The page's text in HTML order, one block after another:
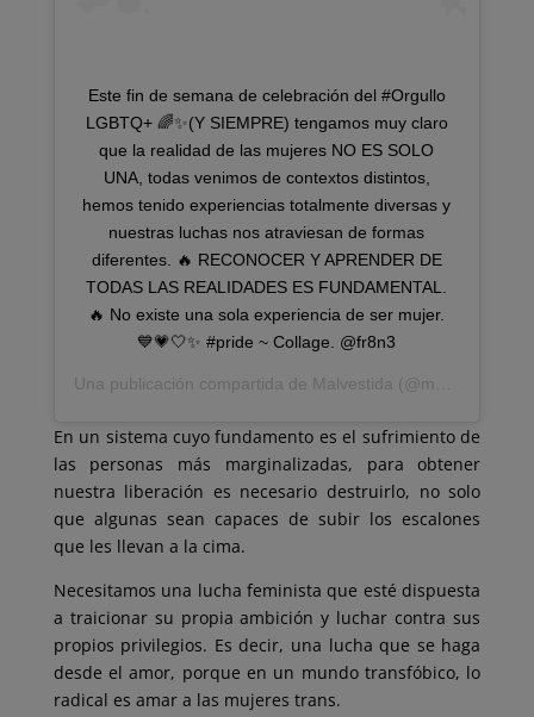
Este fin de semana de celebración del #Orgullo
LGBTQ+ 🌈✨(Y SIEMPRE) tengamos muy claro
que la realidad de las mujeres NO ES SOLO
UNA, todas venimos de contextos distintos,
hemos tenido experiencias totalmente diversas y
nuestras luchas nos atraviesan de formas
diferentes. 🔥 RECONOCER Y APRENDER DE
TODAS LAS REALIDADES ES FUNDAMENTAL.
🔥 No existe una sola experiencia de ser mujer.
💙💗🤍✨ #pride ~ Collage. @fr8n3
Una publicación compartida de Malvestida (@malvestida) el
En un sistema cuyo fundamento es el sufrimiento de
las personas más marginalizadas, para obtener
nuestra liberación es necesario destruirlo, no solo
que algunas sean capaces de subir los escalones
que les llevan a la cima.
Necesitamos una lucha feminista que esté dispuesta
a traicionar su propia ambición y luchar contra sus
propios privilegios. Es decir, una lucha que se haga
desde el amor, porque en un mundo transfóbico, lo
radical es amar a las mujeres trans.